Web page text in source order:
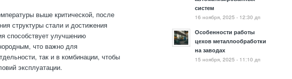
выше критической, после
структуры стали и достижения
способствует улучшению
что важно для
так и в комбинации, чтобы
эксплуатации.
систем
16 ноября, 2025 - 12:30 дп
Особенности работы
цехов металлообработки
на заводах
15 ноября, 2025 - 11:10 дп